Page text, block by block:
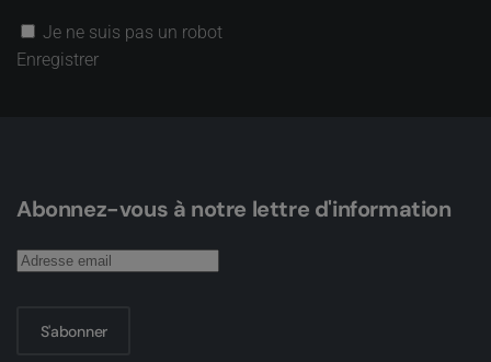
Je ne suis pas un robot
Enregistrer
Abonnez-vous à notre lettre d'information
S'abonner